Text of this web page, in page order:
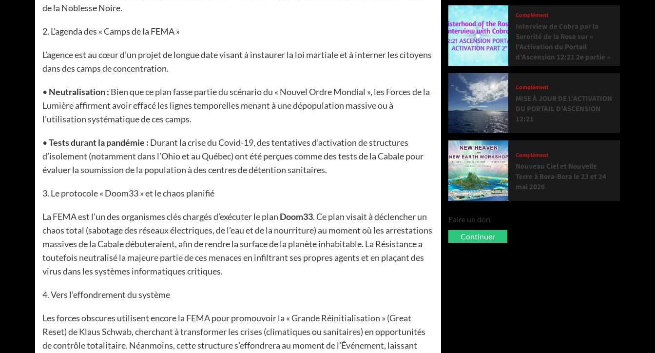
de la Noblesse Noire.
2. L’agenda des « Camps de la FEMA »
L’agence est au cœur d’un projet de longue date visant à instaurer la loi martiale et à interner les citoyens
dans des camps de concentration.
• Neutralisation : Bien que ce plan fasse partie du scénario du « Nouvel Ordre Mondial », les Forces de la
Lumière affirment avoir effacé les lignes temporelles menant à une dépopulation massive ou à
l’utilisation systématique de ces camps.
•Tests durant la pandémie : Durant la crise du Covid-19, des tentatives d’activation de structures
d’isolement (notamment dans l’Ohio et au Québec) ont été perçues comme des tests de la Cabale pour
évaluer la soumission de la population à des centres de détention sanitaires.
3. Le protocole « Doom33 » et le chaos planifié
La FEMA est l’un des organismes clés chargés d’exécuter le plan Doom33. Ce plan visait à déclencher un
chaos total (sabotage des réseaux électriques, de l’eau et de la nourriture) au moment où les arrestations
massives de la Cabale débuteraient, afin de rendre la surface de la planète inhabitable. La Résistance a
toutefois neutralisé la majeure partie de ces menaces en infiltrant ses propres agents et en plaçant des
virus dans les systèmes informatiques critiques.
4. Vers l’effondrement du système
Les forces obscures utilisent encore la FEMA pour promouvoir la « Grande Réinitialisation » (Great
Reset) de Klaus Schwab, cherchant à transformer les crises (climatiques ou sanitaires) en opportunités
de contrôle totalitaire. Néanmoins, cette structure s’effondrera au moment de l’Événement, laissant
Complément
Interview de Cobra par la
Sororité de la Rose sur «
l’Activation du Portail
d’Ascension 12:21 2e partie »
Complément
MISE À JOUR DE L’ACTIVATION
DU PORTAIL D’ASCENSION
12:21
Complément
Nouveau Ciel et Nouvelle
Terre à Bora-Bora le 23 et 24
mai 2026
Faire un don
Continuer